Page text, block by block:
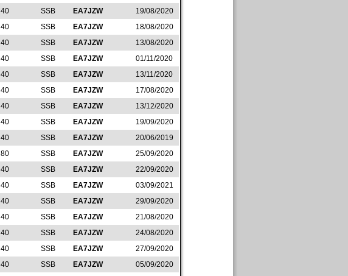
40 SSB EA7JZW
19/08/2020
40 SSB EA7JZW
18/08/2020
40 SSB EA7JZW
13/08/2020
40 SSB EA7JZW
01/11/2020
40 SSB EA7JZW
13/11/2020
40 SSB EA7JZW
17/08/2020
40 SSB EA7JZW
13/12/2020
40 SSB EA7JZW
19/09/2020
40 SSB EA7JZW
20/06/2019
80 SSB EA7JZW
25/09/2020
40 SSB EA7JZW
22/09/2020
40 SSB EA7JZW
03/09/2021
40 SSB EA7JZW
29/09/2020
40 SSB EA7JZW
21/08/2020
40 SSB EA7JZW
24/08/2020
40 SSB EA7JZW
27/09/2020
40 SSB EA7JZW 05/09/2020